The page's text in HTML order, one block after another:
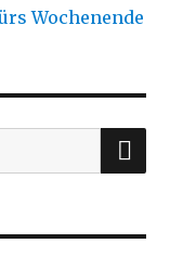
Wochenende